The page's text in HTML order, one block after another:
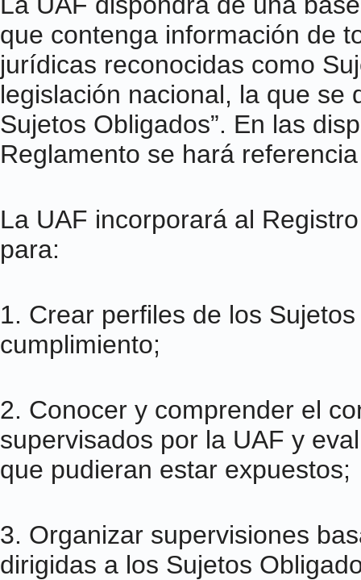
que contenga información de
jurídicas reconocidas como
legislación nacional, la que se
Sujetos Obligados”. En las
Reglamento se hará
La UAF incorporará al
para:
1. Crear perfiles de los
cumplimiento;
2. Conocer y comprender el
supervisados por la UAF y
que pudieran estar expuestos;
3. Organizar supervisiones
dirigidas a los Sujetos